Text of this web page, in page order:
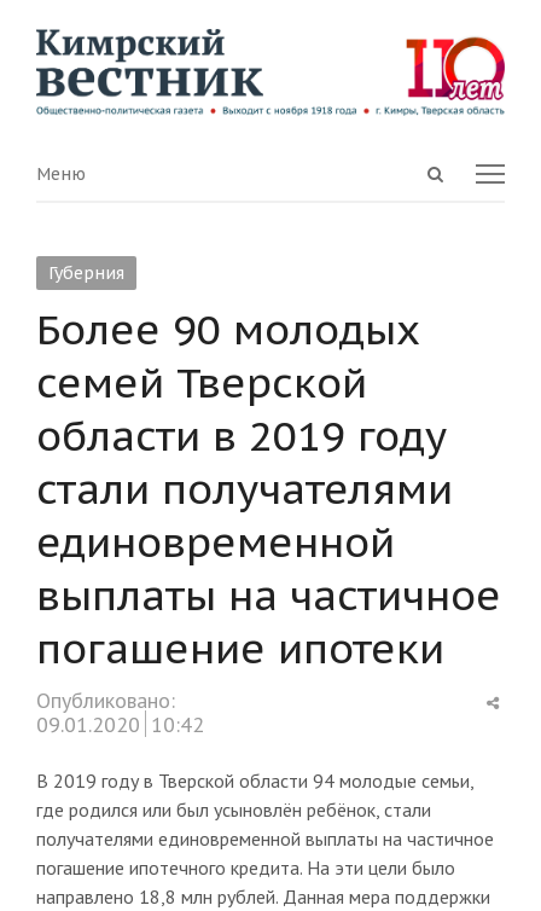
Open
Menu
Меню
Губерния
Более 90 молодых
семей Тверской
области в 2019 году
стали получателями
единовременной
выплаты на частичное
погашение ипотеки
Опубликовано:
09.01.2020 10:42
В 2019 году в Тверской области 94 молодые семьи,
где родился или был усыновлён ребёнок, стали
получателями единовременной выплаты на частичное
погашение ипотечного кредита. На эти цели было
направлено 18,8 млн рублей. Данная мера поддержки